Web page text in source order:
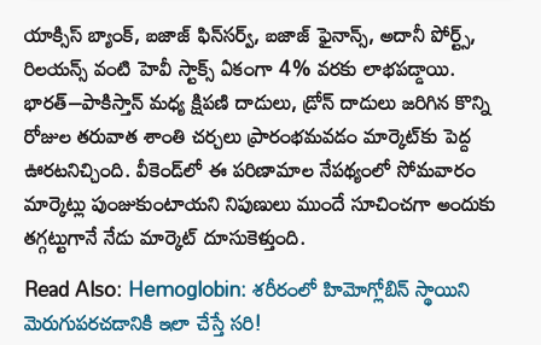
యాక్సిస్ బ్యాంక్, బజాజ్ ఫిన్‌సర్వ్, బజాజ్ ఫైనాన్స్, అదానీ పోర్ట్స్,
రిలయన్స్ వంటి హెవీ స్టాక్స్ ఏకంగా 4% వరకు లాభపడ్డాయి.
భారత్–పాకిస్తాన్ మధ్య క్షిపణి దాడులు, డ్రోన్ దాడులు జరిగిన కొన్ని
రోజుల తరువాత శాంతి చర్చలు ప్రారంభమవడం మార్కెట్‌కు పెద్ద
ఊరటనిచ్చింది. వీకెండ్‌లో ఈ పరిణామాల నేపథ్యంలో సోమవారం
మార్కెట్లు పుంజుకుంటాయని నిపుణులు ముందే సూచించగా అందుకు
తగ్గట్టుగానే నేడు మార్కెట్ దూసుకెళ్తుంది.
Read Also: Hemoglobin: శరీరంలో హిమోగ్లోబిన్ స్థాయిని
మెరుగుపరచడానికి ఇలా చేస్తే సరి!